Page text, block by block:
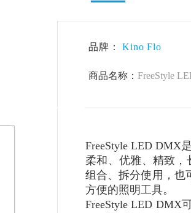
品牌：Kino Flo
商品名称： FreeStyle
FreeStyle LED DMX
柔和、优雅、精致，
组合、拆分使用，也
方便的照明工具。
FreeStyle LED DMX